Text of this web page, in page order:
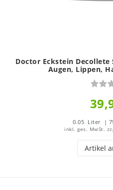
Doctor Eckstein
Augen, Lippen,
0.05 Liter |
inkl. ges. MwSt.
Artikel